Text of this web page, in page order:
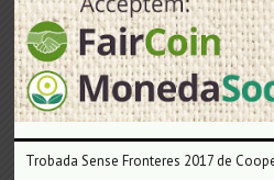
Trobada Sense Fronteres 2017 de